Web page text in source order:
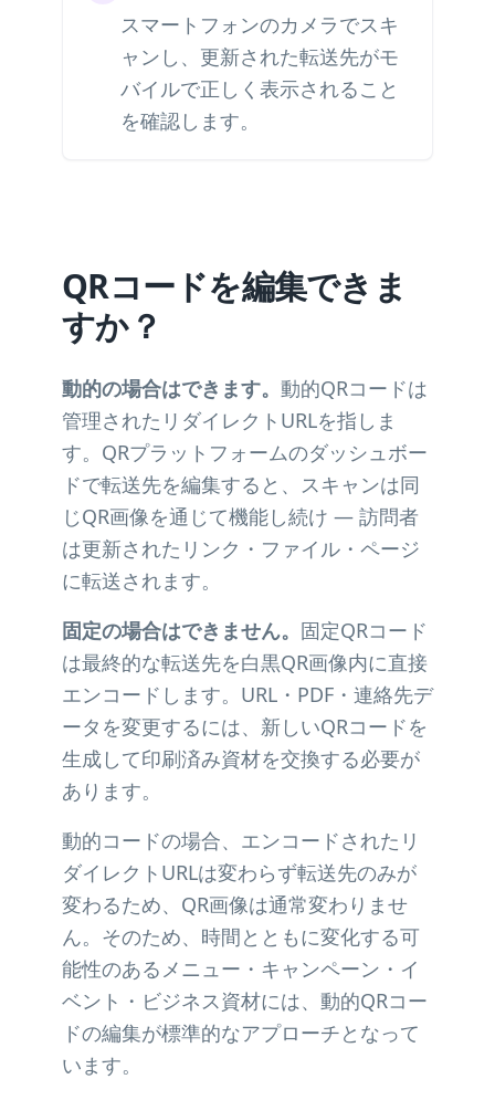
スマートフォンのカメラでスキ
ャンし、更新された転送先がモ
バイルで正しく表示されること
を確認します。
QRコードを編集できま
すか？
動的の場合はできます。 動的QRコードは
管理されたリダイレクトURLを指しま
す。QRプラットフォームのダッシュボー
ドで転送先を編集すると、スキャンは同
じQR画像を通じて機能し続け — 訪問者
は更新されたリンク・ファイル・ページ
に転送されます。
固定の場合はできません。 固定QRコード
は最終的な転送先を白黒QR画像内に直接
エンコードします。URL・PDF・連絡先デ
ータを変更するには、新しいQRコードを
生成して印刷済み資材を交換する必要が
あります。
動的コードの場合、エンコードされたリ
ダイレクトURLは変わらず転送先のみが
変わるため、QR画像は通常変わりませ
ん。そのため、時間とともに変化する可
能性のあるメニュー・キャンペーン・イ
ベント・ビジネス資材には、動的QRコー
ドの編集が標準的なアプローチとなって
います。